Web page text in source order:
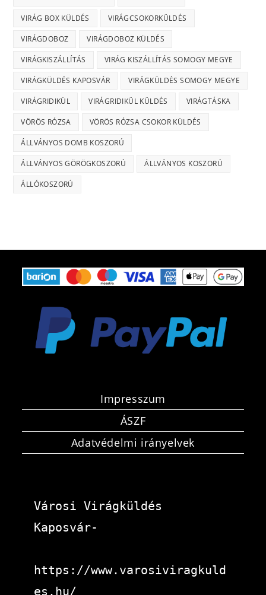
VIRÁG BOX KÜLDÉS VIRÁGCSOKORKÜLDÉS
VIRÁGDOBOZ VIRÁGDOBOZ KÜLDÉS
VIRÁGKISZÁLLÍTÁS VIRÁG KISZÁLLÍTÁS SOMOGY MEGYE
VIRÁGKÜLDÉS KAPOSVÁR VIRÁGKÜLDÉS SOMOGY MEGYE
VIRÁGRIDIKÜL VIRÁGRIDIKÜL KÜLDÉS VIRÁGTÁSKA
VÖRÖS RÓZSA VÖRÖS RÓZSA CSOKOR KÜLDÉS
ÁLLVÁNYOS DOMB KOSZORÚ
ÁLLVÁNYOS GÖRÖGKOSZORÚ ÁLLVÁNYOS KOSZORÚ
ÁLLÓKOSZORÚ
Impresszum
ÁSZF
Adatvédelmi irányelvek
Városi Virágküldés
Kaposvár-
https://www.varosiviragkuld
es.hu/